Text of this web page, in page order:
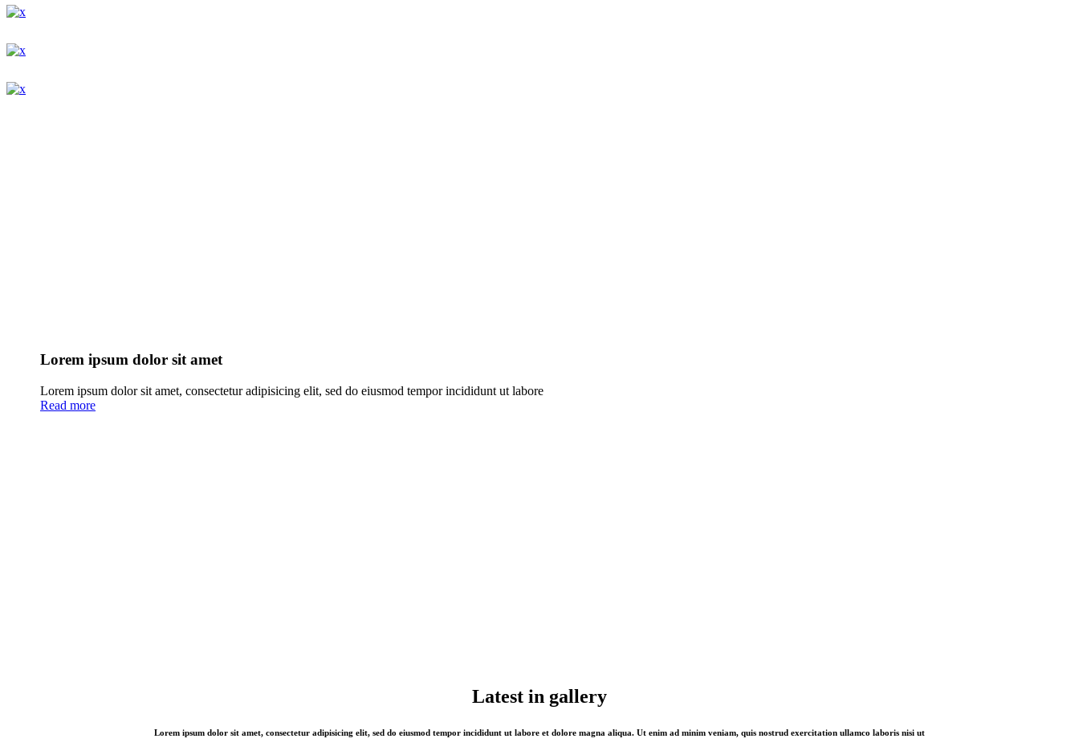
Lorem ipsum dolor sit amet
Lorem ipsum dolor sit amet, consectetur adipisicing elit, sed do eiusmod tempor incididunt ut labore
Read more
Latest in gallery
Lorem ipsum dolor sit amet, consectetur adipisicing elit, sed do eiusmod tempor incididunt ut labore et dolore magna aliqua. Ut enim ad minim veniam, quis nostrud exercitation ullamco laboris nisi ut